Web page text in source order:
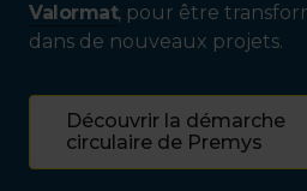
Valormat, pour être
dans de nouveaux projets.
Découvrir la démarche
circulaire de Premys